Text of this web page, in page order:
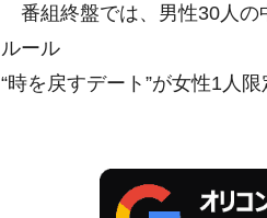
番組終盤では、男性30人の
ルール
“時を戻すデート”が女性1人限